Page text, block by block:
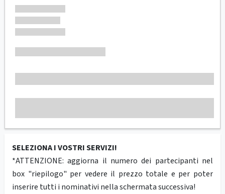
SELEZIONA I VOSTRI SERVIZI!
*ATTENZIONE: aggiorna il numero dei partecipanti nel
box "riepilogo" per vedere il prezzo totale e per poter
inserire tutti i nominativi nella schermata successiva!